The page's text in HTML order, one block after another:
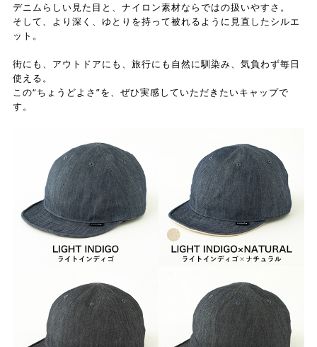
デニムらしい見た目と、ナイロン素材ならではの扱いやすさ。
そして、より深く、ゆとりを持って被れるように見直したシルエ
ット。
街にも、アウトドアにも、旅行にも自然に馴染み、気負わず毎日
使える。
この“ちょうどよさ”を、ぜひ実感していただきたいキャップで
す。